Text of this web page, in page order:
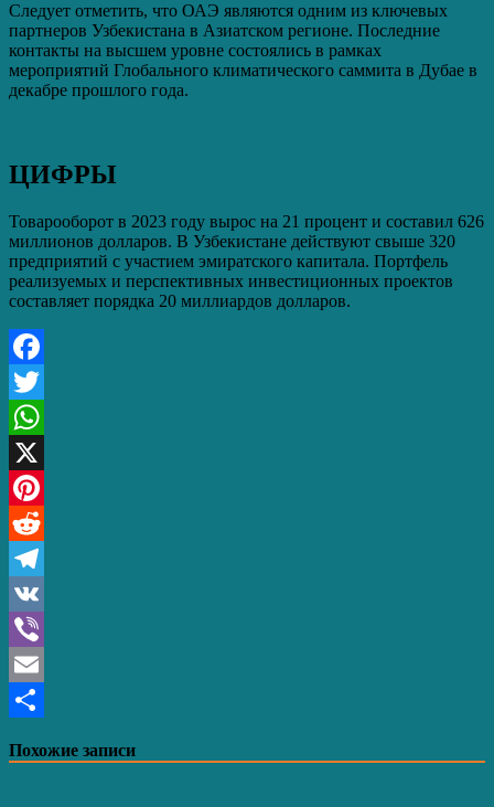
Следует отметить, что ОАЭ являются одним из ключевых
партнеров Узбекистана в Азиатском регионе. Последние
контакты на высшем уровне состоялись в рамках
мероприятий Глобального климатического саммита в Дубае в
декабре прошлого года.
ЦИФРЫ
Товарооборот в 2023 году вырос на 21 процент и составил 626
миллионов долларов. В Узбекистане действуют свыше 320
предприятий с участием эмиратского капитала. Портфель
реализуемых и перспективных инвестиционных проектов
составляет порядка 20 миллиардов долларов.
Facebook
Twitter
WhatsApp
X
Pinterest
Reddit
Telegram
VK
Viber
Email
Похожие записи